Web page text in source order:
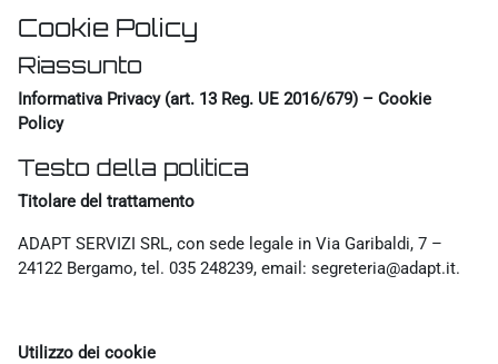
Cookie Policy
Riassunto
Informativa Privacy (art. 13 Reg. UE 2016/679) – Cookie
Policy
Testo della politica
Titolare del trattamento
ADAPT SERVIZI SRL, con sede legale in Via Garibaldi, 7 –
24122 Bergamo, tel. 035 248239, email: segreteria@adapt.it.
Utilizzo dei cookie